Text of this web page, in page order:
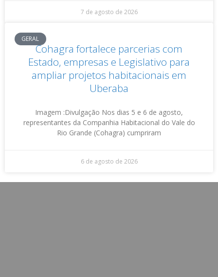
7 de agosto de 2026
GERAL
Cohagra fortalece parcerias com
Estado, empresas e Legislativo para
ampliar projetos habitacionais em
Uberaba
Imagem :Divulgação Nos dias 5 e 6 de agosto,
representantes da Companhia Habitacional do Vale do
Rio Grande (Cohagra) cumpriram
6 de agosto de 2026